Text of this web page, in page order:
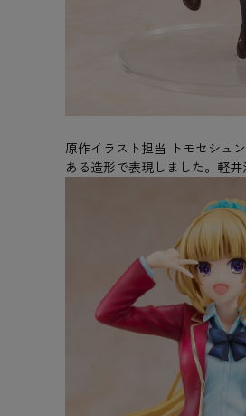
原作イラスト担当 トモセシュ
ある造形で表現しました。軽